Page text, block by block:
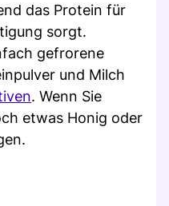
das Protein für
sorgt.
gefrorene
und Milch
. Wenn Sie
etwas Honig oder